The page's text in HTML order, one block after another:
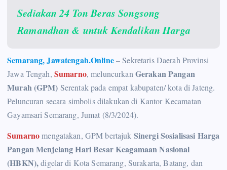
Sediakan 24 Ton Beras Songsong
Ramandhan & untuk Kendalikan Harga
Semarang, Jawatengah.Online– Sekretaris Daerah Provinsi
Jawa Tengah, Sumarno, meluncurkan Gerakan Pangan
Murah (GPM) Serentak pada empat kabupaten/ kota di Jateng.
Peluncuran secara simbolis dilakukan di Kantor Kecamatan
Gayamsari Semarang, Jumat (8/3/2024).
Sumarnomengatakan, GPM bertajuk Sinergi Sosialisasi Harga
Pangan Menjelang Hari Besar Keagamaan Nasional
(HBKN),digelar di Kota Semarang, Surakarta, Batang, dan